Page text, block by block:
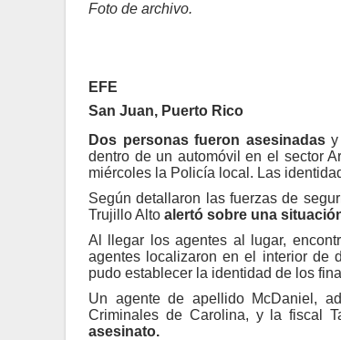
Foto de archivo.
EFE
San Juan, Puerto Rico
Dos personas fueron asesinadasy
dentro de un automóvil en el sector
miércoles la Policía local. Las
Según detallaron las fuerzas de
Trujillo Alto alertó sobre una
Al llegar los agentes al lugar,
agentes localizaron en el interior de
pudo establecer la identidad de los
Un agente de apellido McDaniel,
Criminales de Carolina, y la fiscal
asesinato.